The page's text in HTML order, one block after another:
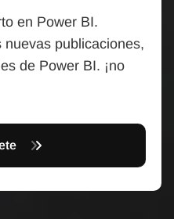
en Power BI.
publicaciones,
de Power BI. ¡no